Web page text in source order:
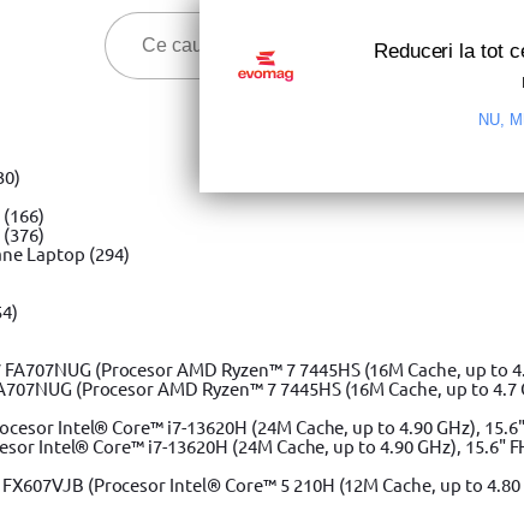
Laptop (294)
(Procesor AMD Ryzen™ 7 7445HS (16M Cache, up to
Intel® Core™ i7-13620H (24M Cache, up to 4.90 GHz), 15.6"
de taiat
Reduceri la tot
NU,